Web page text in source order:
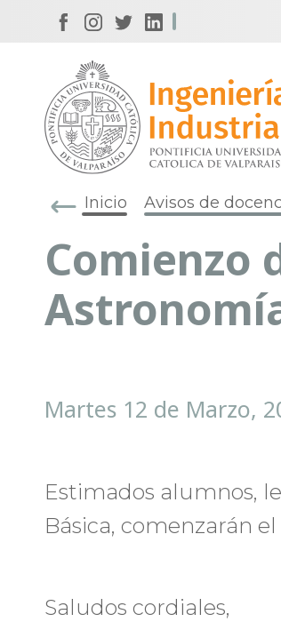
Inicio Avisos de
Comienzo
Martes 12 de Marzo,
Estimados alumnos,
Básica, comenzarán
Saludos cordiales,